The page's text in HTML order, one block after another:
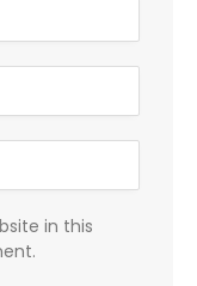
in this